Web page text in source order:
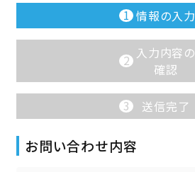
1 情報の入力
2 入力内容の
確認
3 送信完了
お問い合わせ内容